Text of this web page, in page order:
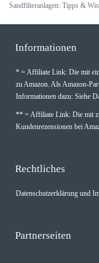
Sandfilteranlagen: Tipps &
Informationen
* = Affiliate Link: Die mit
zu Amazon. Als Amazon-
Informationen dazu: Siehe
** = Affiliate Link: Die mit
Kundenrezensionen bei
Rechtliches
Datenschutzerklärung und
Partnerseiten